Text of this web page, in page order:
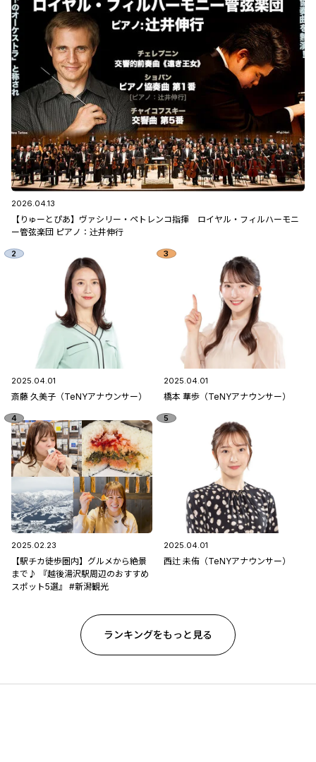
2026.04.13
【りゅーとぴあ】ヴァシリー・ペトレンコ指揮 ロイヤル・フィルハーモニ
ー管弦楽団 ピアノ：辻󠄀井伸行
2025.04.01
斎藤 久美子（TeNYアナウンサー）
2025.04.01
橋本 華歩（TeNYアナウンサー）
2025.02.23
【駅チカ徒歩圏内】グルメから絶景
まで♪ 『越後湯沢駅周辺のおすすめ
スポット5選』 #新潟観光
2025.04.01
西辻 未侑（TeNYアナウンサー）
ランキングをもっと見る